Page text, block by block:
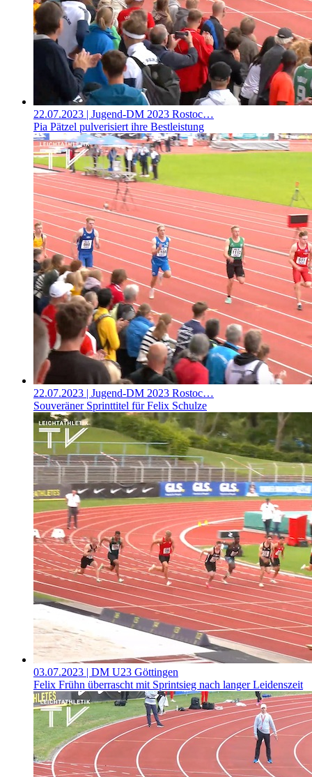
22.07.2023 | Jugend-DM 2023 Rostoc…
Pia Pätzel pulverisiert ihre Bestleistung
22.07.2023 | Jugend-DM 2023 Rostoc…
Souveräner Sprinttitel für Felix Schulze
03.07.2023 | DM U23 Göttingen
Felix Frühn überrascht mit Sprintsieg nach langer Leidenszeit